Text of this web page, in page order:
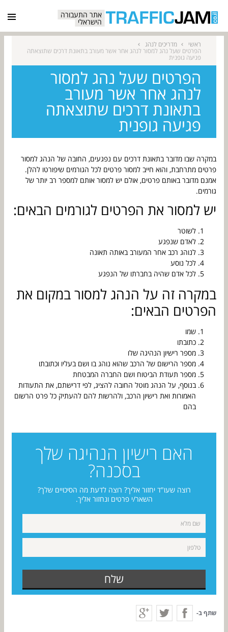
אתר התעבורה
הישראלי
ראשי מדריכים לנהג
הפרטים שעל נהג למסור לנהג אחר אשר מעורב בתאונת דרכים שתוצאתה
פגיעה גופנית
הפרטים שעל נהג למסור
לנהג אחר אשר מעורב
בתאונת דרכים שתוצאתה
פגיעה גופנית
במקרה שבו מדובר בתאונת דרכים עם נפגעים, החובה של הנהג למסור
פרטים מתרחבת, והוא חייב למסור פרטים לכל הגורמים שיפורטו להלן.
אמנם מדובר באותם פרטים, אולם יש למסור אותם למספר רב יותר של
גורמים.
יש למסור את הפרטים לגורמים הבאים:
לשוטר
לאדם שנפגע
לנוהג רכב אחר המעורב באותה תאונה
לכל נוסע
לכל אדם שהיה בחברתו של הנפגע
במקרה זה על הנהג למסור במקום את
הפרטים הבאים:
שמו
כתובתו
מספר רישיון הנהיגה שלו
מספר הרישום של הרכב שהוא נוהג בו ושם בעליו וכתובתו
מספר תעודת הביטוח ושם החברה המבטחת
בנוסף, על הנהג מוטל החובה להציג, לפי דרישתם, את התעודות
האמורות ואת רישיון הרכב, ולהרשות להם להעתיק כל פרט הרשום
בהם
האם רישיון הנהיגה שלך
בסכנה?
רוצה שעו"ד יחזור אליך? רוצה לדעת מה הסיכויים שלך?
השאר/י פרטים ונחזור אליך.
שלח
שתף ב-